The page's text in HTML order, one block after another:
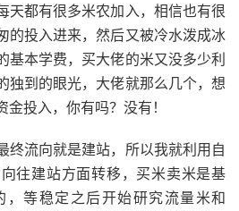
天都有很多米农加入，相信也有很
的投入进来，然后又被冷水泼成冰
基本学费，买大佬的米又没多少利
独到的眼光，大佬就那么几个，想
投入，你有吗？没有！
终流向就是建站，所以我就利用自
往建站方面转移，买米卖米是基
，等稳定之后开始研究流量米和